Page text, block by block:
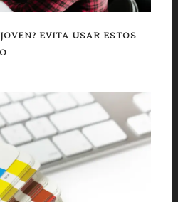
EVITA USAR ESTOS